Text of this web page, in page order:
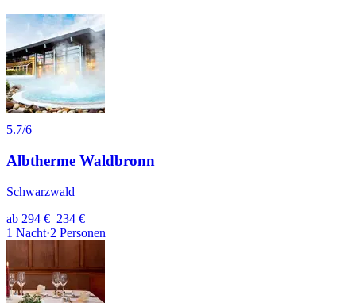
5.7/6
Albtherme Waldbronn
Schwarzwald
ab 294 € 234 €
1 Nacht·2 Personen